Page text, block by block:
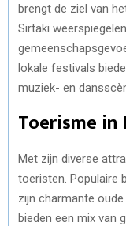
brengt de ziel van
Sirtaki
lokale festivals
muziek- en
Toerisme in
Met zijn diverse
toeristen. Populaire
zijn charmante
bieden een mix van